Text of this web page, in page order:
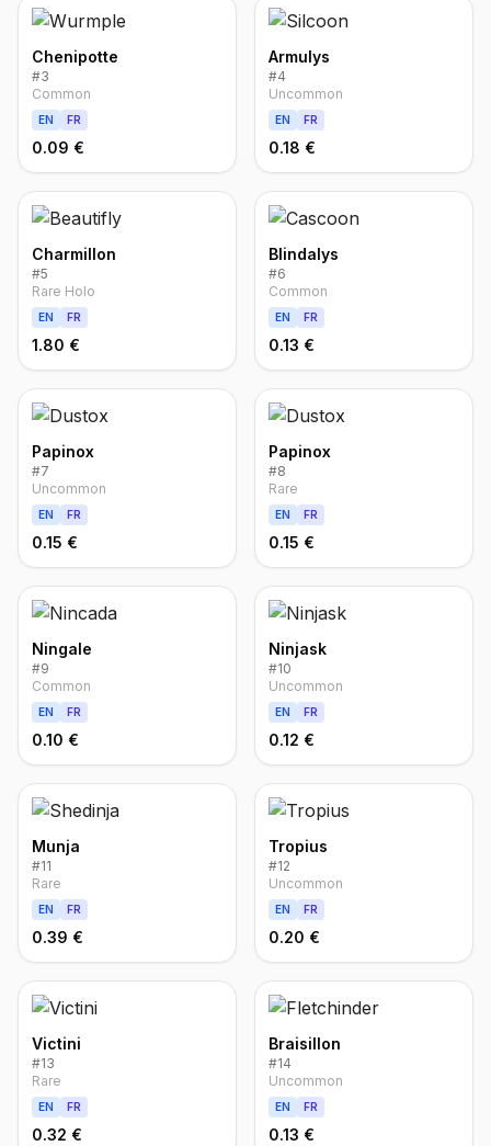
Chenipotte
#3
Common
EN FR
0.09 €
Armulys
#4
Uncommon
EN FR
0.18 €
Charmillon
#5
Rare Holo
EN FR
1.80 €
Blindalys
#6
Common
EN FR
0.13 €
Papinox
#7
Uncommon
EN FR
0.15 €
Papinox
#8
Rare
EN FR
0.15 €
Ningale
#9
Common
EN FR
0.10 €
Ninjask
#10
Uncommon
EN FR
0.12 €
Munja
#11
Rare
EN FR
0.39 €
Tropius
#12
Uncommon
EN FR
0.20 €
Victini
#13
Rare
EN FR
0.32 €
Braisillon
#14
Uncommon
EN FR
0.13 €